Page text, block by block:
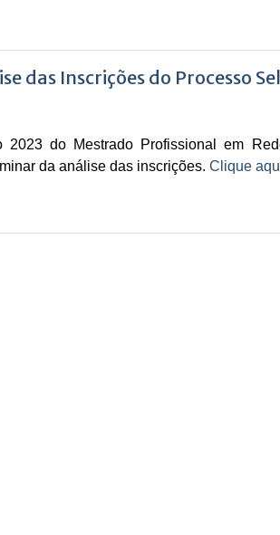
das Inscrições do Processo
2023 do Mestrado Profissional em
da análise das inscrições. Clique